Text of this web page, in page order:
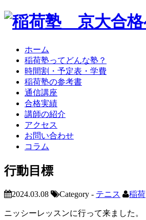
ホーム
稲荷塾ってどんな塾？
時間割・予定表・学費
稲荷塾の参考書
通信講座
合格実績
講師の紹介
アクセス
お問い合わせ
コラム
行動目標
2024.03.08 Category - テニス 稲荷
ニッシーレッスンに行って来ました。